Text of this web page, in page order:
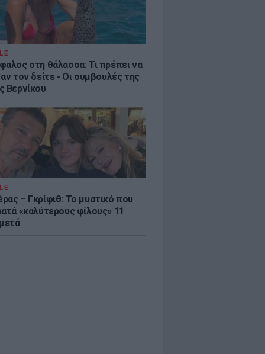
στη θάλασσα: Τι πρέπει να
τον δείτε - Οι συμβουλές της
Βερνίκου
– Γκρίφιθ: Το μυστικό που
«καλύτερους φίλους» 11